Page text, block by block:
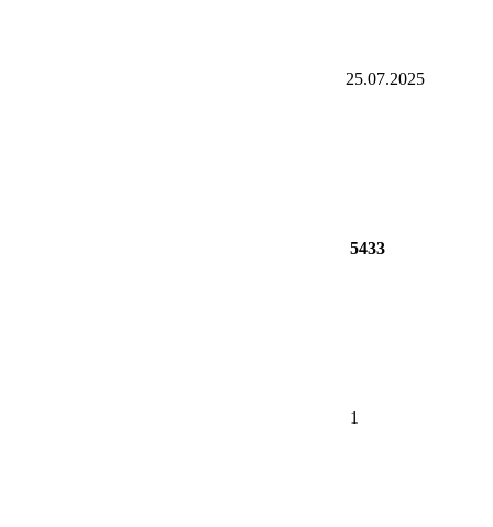
25.07.2025
5433
1